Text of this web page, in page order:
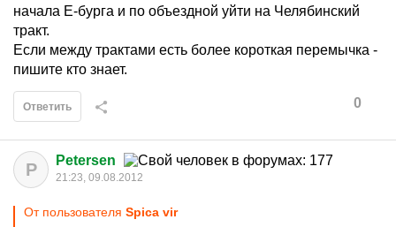
начала Е-бурга и по объездной уйти на Челябинский
тракт.
Если между трактами есть более короткая перемычка -
пишите кто знает.
0
Ответить
P Petersen
21:23, 09.08.2012
От пользователя Spica vir